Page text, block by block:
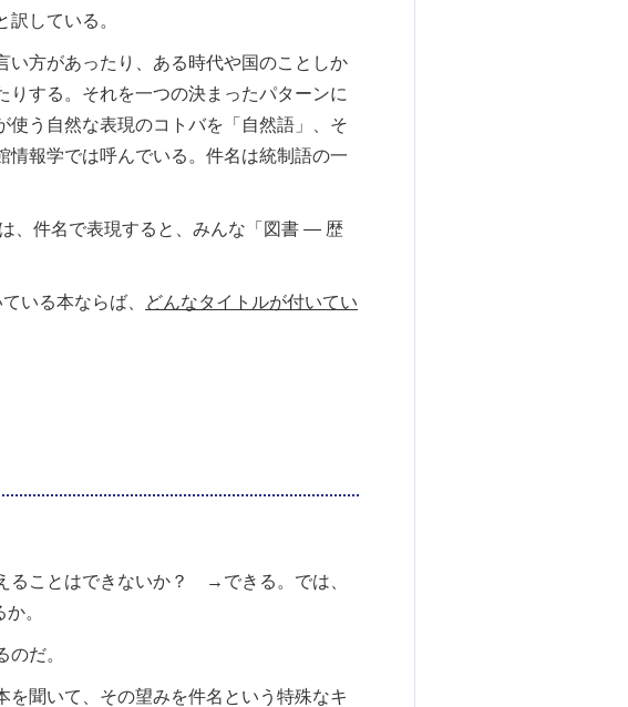
している。
い方があったり、ある時代や国のことしか
する。それを一つの決まったパターンに
う自然な表現のコトバを「自然語」、そ
情報学では呼んでいる。件名は統制語の一
、件名で表現すると、みんな「図書 — 歴
いる本ならば、
どんなタイトルが付いてい
ることはできないか？ →できる。では、
。
のだ。
聞いて、その望みを件名という特殊なキ